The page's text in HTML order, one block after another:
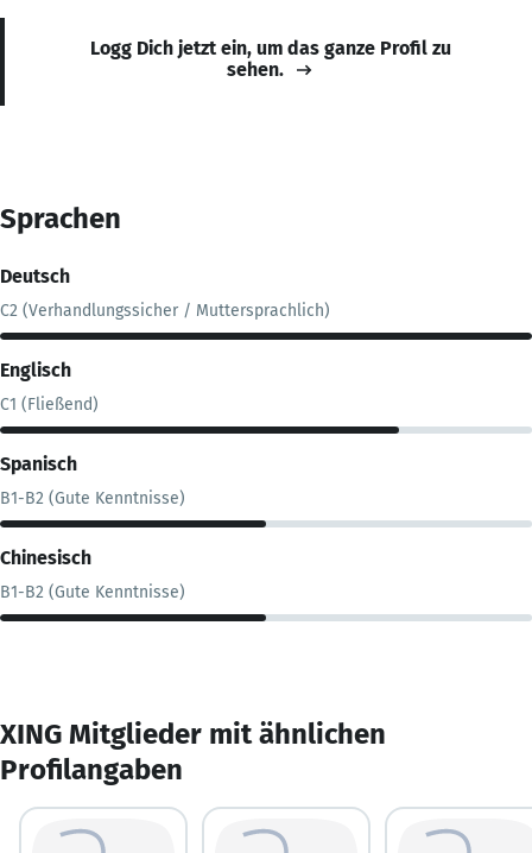
Logg Dich jetzt ein, um das ganze Profil zu
sehen.
Sprachen
Deutsch
C2 (Verhandlungssicher / Muttersprachlich)
Englisch
C1 (Fließend)
Spanisch
B1-B2 (Gute Kenntnisse)
Chinesisch
B1-B2 (Gute Kenntnisse)
XING Mitglieder mit ähnlichen
Profilangaben